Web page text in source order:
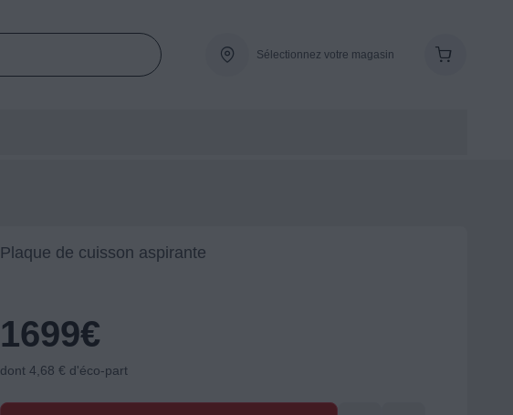
Sélectionnez votre magasin
Plaque de cuisson aspirante
1699€
dont 4,68 € d'éco-part